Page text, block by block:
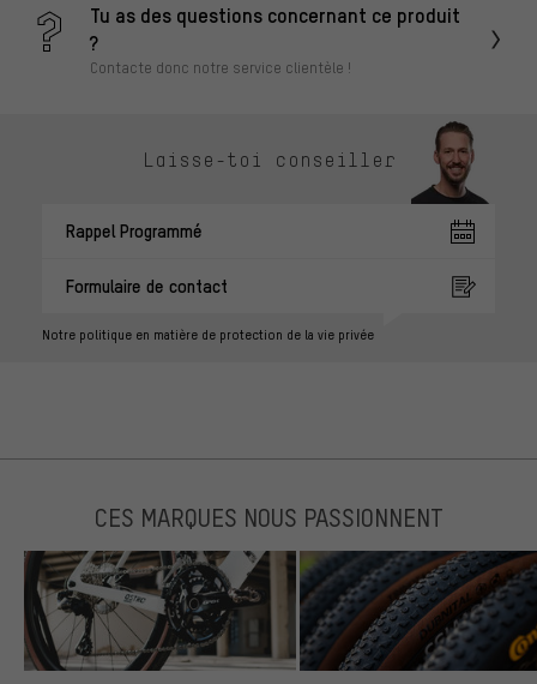
Tu as des questions concernant ce produit
?
Contacte donc notre service clientèle !
Laisse-toi conseiller
Rappel Programmé
Formulaire de contact
Notre politique en matière de protection de la vie privée
CES MARQUES NOUS PASSIONNENT